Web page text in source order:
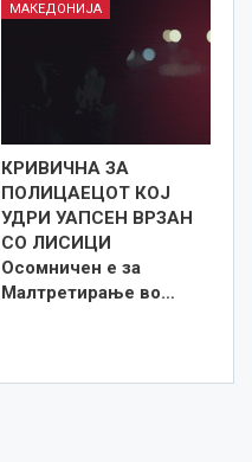
МАКЕДОНИЈА
КРИВИЧНА ЗА
ПОЛИЦАЕЦОТ КОЈ
УДРИ УАПСЕН ВРЗАН
СО ЛИСИЦИ
Осомничен е за
Малтретирање во…